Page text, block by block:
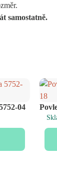
samostatně.
04